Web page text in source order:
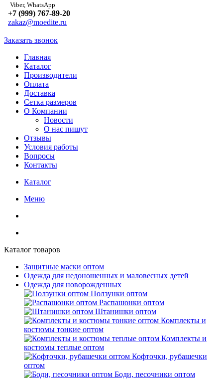
Viber, WhatsApp
+7 (999) 767-89-20
zakaz@moedite.ru
Заказать звонок
Главная
Каталог
Производители
Оплата
Доставка
Сетка размеров
О Компании
Новости
О нас пишут
Отзывы
Условия работы
Вопросы
Контакты
Каталог
Меню
Каталог товаров
Защитные маски оптом
Одежда для недоношенных и маловесных детей
Одежда для новорожденных
Ползунки оптом
Распашонки оптом
Штанишки оптом
Комплекты и
костюмы тонкие оптом
Комплекты и
костюмы теплые оптом
Кофточки, рубашечки
оптом
Боди, песочники оптом